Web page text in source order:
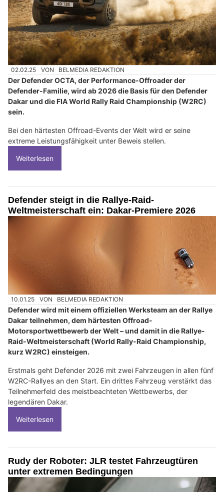
02.02.25 VON BELMEDIA REDAKTION
Der Defender OCTA, der Performance-Offroader der
Defender-Familie, wird ab 2026 die Basis für den Defender
Dakar und die FIA World Rally Raid Championship (W2RC)
sein.
Bei den härtesten Offroad-Events der Welt wird er seine
extreme Leistungsfähigkeit unter Beweis stellen.
Weiterlesen
Defender steigt in die Rallye-Raid-
Weltmeisterschaft ein: Dakar-Premiere 2026
10.01.25 VON BELMEDIA REDAKTION
Defender wird mit einem offiziellen Werksteam an der Rallye
Dakar teilnehmen, dem härtesten Offroad-
Motorsportwettbewerb der Welt – und damit in die Rallye-
Raid-Weltmeisterschaft (World Rally-Raid Championship,
kurz W2RC) einsteigen.
Erstmals geht Defender 2026 mit zwei Fahrzeugen in allen fünf
W2RC-Rallyes an den Start. Ein drittes Fahrzeug verstärkt das
Teilnehmerfeld des meistbeachteten Wettbewerbs, der
legendären Dakar.
Weiterlesen
Rudy der Roboter: JLR testet Fahrzeugtüren
unter extremen Bedingungen